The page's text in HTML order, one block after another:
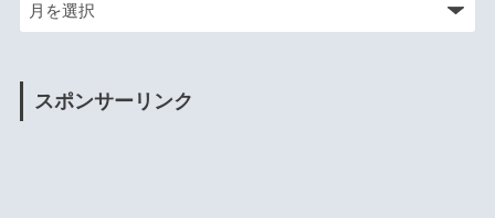
スポンサーリンク